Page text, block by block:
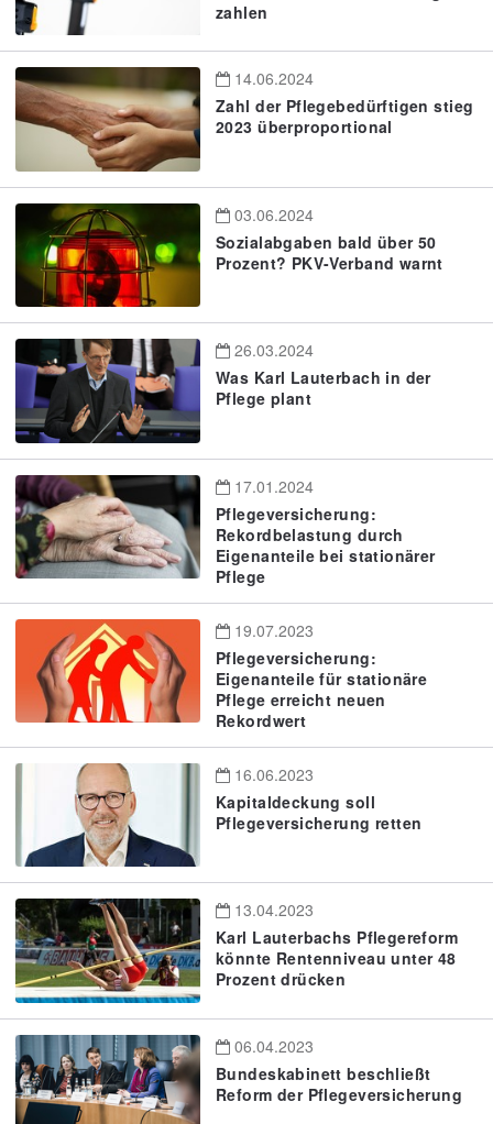
zahlen
14.06.2024
Zahl der Pflegebedürftigen stieg
2023 überproportional
03.06.2024
Sozialabgaben bald über 50
Prozent? PKV-Verband warnt
26.03.2024
Was Karl Lauterbach in der
Pflege plant
17.01.2024
Pflegeversicherung:
Rekordbelastung durch
Eigenanteile bei stationärer
Pflege
19.07.2023
Pflegeversicherung:
Eigenanteile für stationäre
Pflege erreicht neuen
Rekordwert
16.06.2023
Kapitaldeckung soll
Pflegeversicherung retten
13.04.2023
Karl Lauterbachs Pflegereform
könnte Rentenniveau unter 48
Prozent drücken
06.04.2023
Bundeskabinett beschließt
Reform der Pflegeversicherung